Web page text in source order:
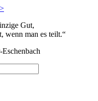
Gut,
wenn man es teilt.“